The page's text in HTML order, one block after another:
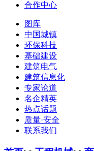
合作中心
图库
中国城镇
环保科技
基础建设
建筑电气
建筑信息化
专家论道
名企精英
热点话题
质量·安全
联系我们